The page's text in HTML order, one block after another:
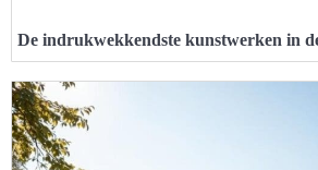
De indrukwekkendste kunstwerken in